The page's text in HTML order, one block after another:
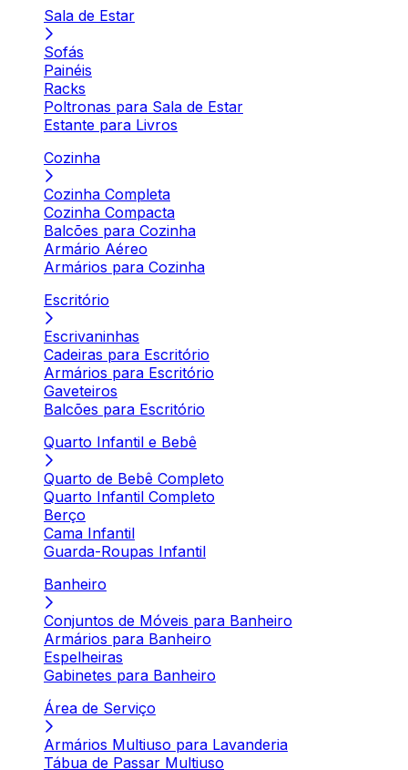
Sala de Estar
Sofás
Painéis
Racks
Poltronas para Sala de Estar
Estante para Livros
Cozinha
Cozinha Completa
Cozinha Compacta
Balcões para Cozinha
Armário Aéreo
Armários para Cozinha
Escritório
Escrivaninhas
Cadeiras para Escritório
Armários para Escritório
Gaveteiros
Balcões para Escritório
Quarto Infantil e Bebê
Quarto de Bebê Completo
Quarto Infantil Completo
Berço
Cama Infantil
Guarda-Roupas Infantil
Banheiro
Conjuntos de Móveis para Banheiro
Armários para Banheiro
Espelheiras
Gabinetes para Banheiro
Área de Serviço
Armários Multiuso para Lavanderia
Tábua de Passar Multiuso